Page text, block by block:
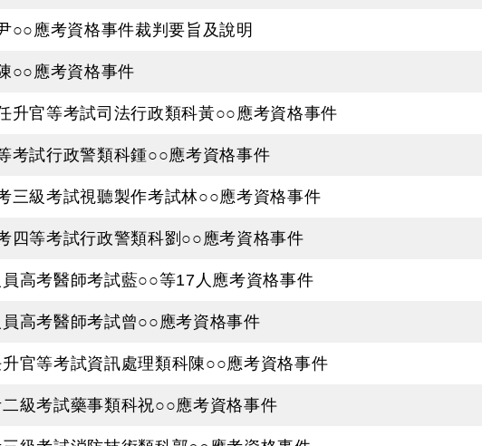
○○應考資格事件裁判要旨及說明
○○應考資格事件
升官等考試司法行政類科黃○○應考資格事件
考試行政警類科鍾○○應考資格事件
三級考試視聽製作考試林○○應考資格事件
四等考試行政警類科劉○○應考資格事件
高考醫師考試藍○○等17人應考資格事件
高考醫師考試曾○○應考資格事件
官等考試資訊處理類科陳○○應考資格事件
級考試藥事類科祝○○應考資格事件